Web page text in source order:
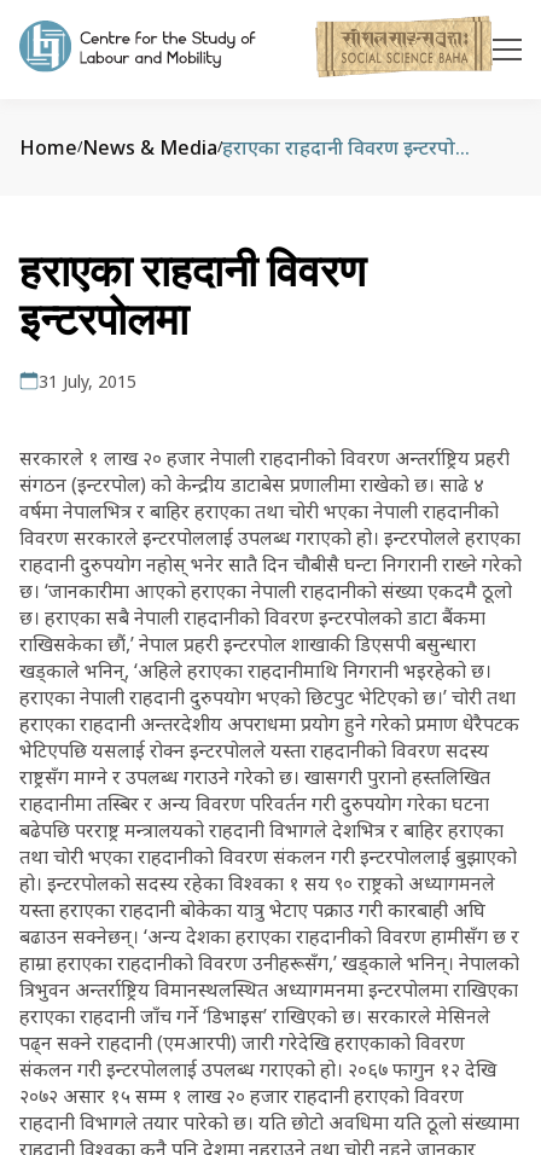
Home/News & Media/ हराएका राहदानी विवरण इन्टरपोलमा
हराएका राहदानी विवरण
इन्टरपोलमा
31 July, 2015
सरकारले १ लाख २० हजार नेपाली राहदानीको विवरण अन्तर्राष्ट्रिय प्रहरी
संगठन (इन्टरपोल) को केन्द्रीय डाटाबेस प्रणालीमा राखेको छ। साढे ४
वर्षमा नेपालभित्र र बाहिर हराएका तथा चोरी भएका नेपाली राहदानीको
विवरण सरकारले इन्टरपोललाई उपलब्ध गराएको हो। इन्टरपोलले हराएका
राहदानी दुरुपयोग नहोस् भनेर सातै दिन चौबीसै घन्टा निगरानी राख्ने गरेको
छ। ‘जानकारीमा आएको हराएका नेपाली राहदानीको संख्या एकदमै ठूलो
छ। हराएका सबै नेपाली राहदानीको विवरण इन्टरपोलको डाटा बैंकमा
राखिसकेका छौं,’ नेपाल प्रहरी इन्टरपोल शाखाकी डिएसपी बसुन्धारा
खड्काले भनिन्, ‘अहिले हराएका राहदानीमाथि निगरानी भइरहेको छ।
हराएका नेपाली राहदानी दुरुपयोग भएको छिटपुट भेटिएको छ।’ चोरी तथा
हराएका राहदानी अन्तरदेशीय अपराधमा प्रयोग हुने गरेको प्रमाण धेरैपटक
भेटिएपछि यसलाई रोक्न इन्टरपोलले यस्ता राहदानीको विवरण सदस्य
राष्ट्रसँग माग्ने र उपलब्ध गराउने गरेको छ। खासगरी पुरानो हस्तलिखित
राहदानीमा तस्बिर र अन्य विवरण परिवर्तन गरी दुरुपयोग गरेका घटना
बढेपछि परराष्ट्र मन्त्रालयको राहदानी विभागले देशभित्र र बाहिर हराएका
तथा चोरी भएका राहदानीको विवरण संकलन गरी इन्टरपोललाई बुझाएको
हो। इन्टरपोलको सदस्य रहेका विश्वका १ सय ९० राष्ट्रको अध्यागमनले
यस्ता हराएका राहदानी बोकेका यात्रु भेटाए पक्राउ गरी कारबाही अघि
बढाउन सक्नेछन्। ‘अन्य देशका हराएका राहदानीको विवरण हामीसँग छ र
हाम्रा हराएका राहदानीको विवरण उनीहरूसँग,’ खड्काले भनिन्। नेपालको
त्रिभुवन अन्तर्राष्ट्रिय विमानस्थलस्थित अध्यागमनमा इन्टरपोलमा राखिएका
हराएका राहदानी जाँच गर्ने ‘डिभाइस’ राखिएको छ। सरकारले मेसिनले
पढ्न सक्ने राहदानी (एमआरपी) जारी गरेदेखि हराएकाको विवरण
संकलन गरी इन्टरपोललाई उपलब्ध गराएको हो। २०६७ फागुन १२ देखि
२०७२ असार १५ सम्म १ लाख २० हजार राहदानी हराएको विवरण
राहदानी विभागले तयार पारेको छ। यति छोटो अवधिमा यति ठूलो संख्यामा
राहदानी विश्वका कुनै पनि देशमा नहराउने तथा चोरी नहुने जानकार